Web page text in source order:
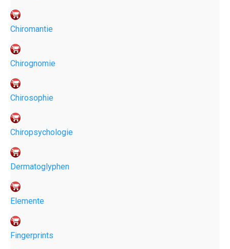
Chiromantie
Chirognomie
Chirosophie
Chiropsychologie
Dermatoglyphen
Elemente
Fingerprints